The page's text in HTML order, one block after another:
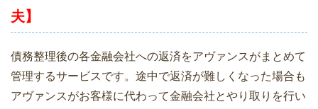
夫】
債務整理後の各金融会社への返済をアヴァンスがまとめて
管理するサービスです。途中で返済が難しくなった場合も
アヴァンスがお客様に代わって金融会社とやり取りを行い